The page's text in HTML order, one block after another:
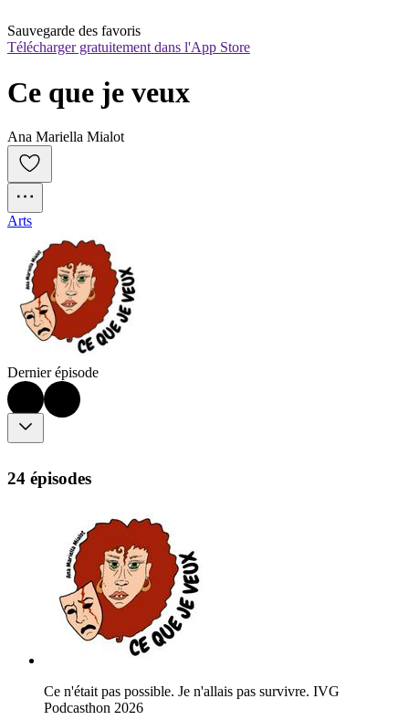
Sauvegarde des favoris
Télécharger gratuitement dans l'App Store
Ce que je veux
Ana Mariella Mialot
Arts
Dernier épisode
24 épisodes
Ce n'était pas possible. Je n'allais pas survivre. IVG
Podcasthon 2026